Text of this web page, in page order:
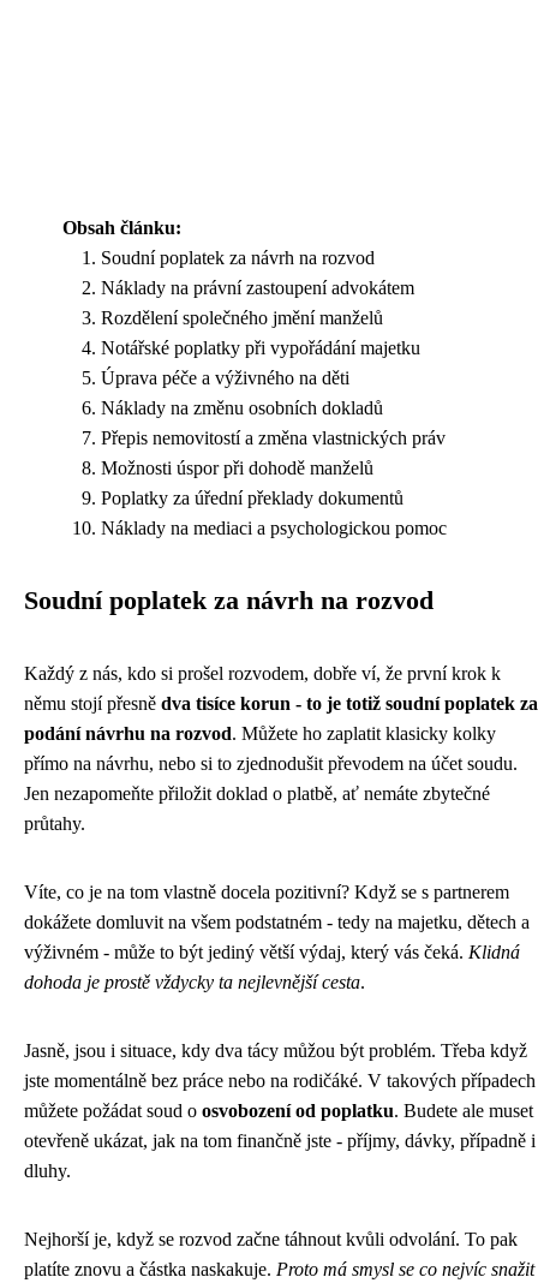
Obsah článku:
Soudní poplatek za návrh na rozvod
Náklady na právní zastoupení advokátem
Rozdělení společného jmění manželů
Notářské poplatky při vypořádání majetku
Úprava péče a výživného na děti
Náklady na změnu osobních dokladů
Přepis nemovitostí a změna vlastnických práv
Možnosti úspor při dohodě manželů
Poplatky za úřední překlady dokumentů
Náklady na mediaci a psychologickou pomoc
Soudní poplatek za návrh na rozvod
Každý z nás, kdo si prošel rozvodem, dobře ví, že první krok k
němu stojí přesně dva tisíce korun - to je totiž soudní poplatek za
podání návrhu na rozvod. Můžete ho zaplatit klasicky kolky
přímo na návrhu, nebo si to zjednodušit převodem na účet soudu.
Jen nezapomeňte přiložit doklad o platbě, ať nemáte zbytečné
průtahy.
Víte, co je na tom vlastně docela pozitivní? Když se s partnerem
dokážete domluvit na všem podstatném - tedy na majetku, dětech a
výživném - může to být jediný větší výdaj, který vás čeká. Klidná
dohoda je prostě vždycky ta nejlevnější cesta.
Jasně, jsou i situace, kdy dva tácy můžou být problém. Třeba když
jste momentálně bez práce nebo na rodičáké. V takových případech
můžete požádat soud o osvobození od poplatku. Budete ale muset
otevřeně ukázat, jak na tom finančně jste - příjmy, dávky, případně i
dluhy.
Nejhorší je, když se rozvod začne táhnout kvůli odvolání. To pak
platíte znovu a částka naskakuje. Proto má smysl se co nejvíc snažit